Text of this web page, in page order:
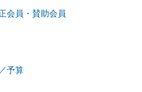
会員・賛助会員
予算